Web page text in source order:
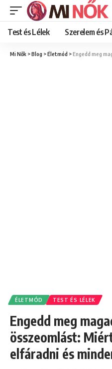
Test és Lélek Szerelem és
Mi Nők >Blog >Életmód >Engedd meg magadnak
ÉLETMÓD TEST ÉS LÉLEK
Engedd meg
összeomlást:
elfáradni és